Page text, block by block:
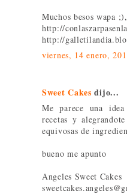
Muchos besos wapa
http://
http://
viernes, 14 enero,
Sweet Cakes dijo...
Me parece una
recetas y
equivosas de
bueno me apunto
Angeles Sweet Cakes